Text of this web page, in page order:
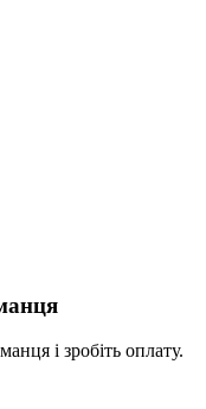
і зробіть оплату.